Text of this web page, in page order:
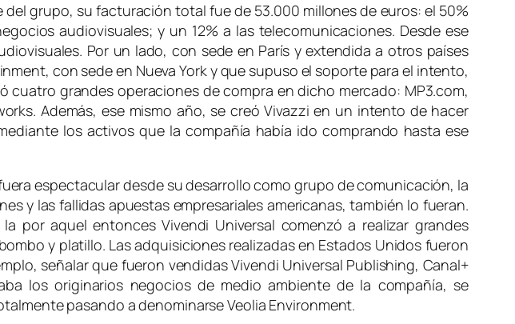
grupo, su facturación total fue de 53.000 millones de euros: el 50%
audiovisuales; y un 12% a las telecomunicaciones. Desde ese
Por un lado, con sede en París y extendida a otros países
con sede en Nueva York y que supuso el soporte para el intento,
grandes operaciones de compra en dicho mercado: MP3.com,
Además, ese mismo año, se creó Vivazzi en un intento de hacer
los activos que la compañía había ido comprando hasta ese
espectacular desde su desarrollo como grupo de comunicación, la
y las fallidas apuestas empresariales americanas, también lo fueran.
por aquel entonces Vivendi Universal comenzó a realizar grandes
y platillo. Las adquisiciones realizadas en Estados Unidos fueron
señalar que fueron vendidas Vivendi Universal Publishing, Canal+
los originarios negocios de medio ambiente de la compañía, se
pasando a denominarse Veolia Environment.